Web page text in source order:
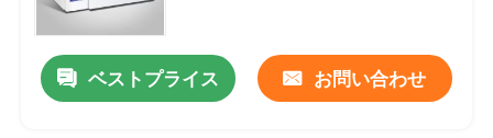
ベストプライス お問い合わせ